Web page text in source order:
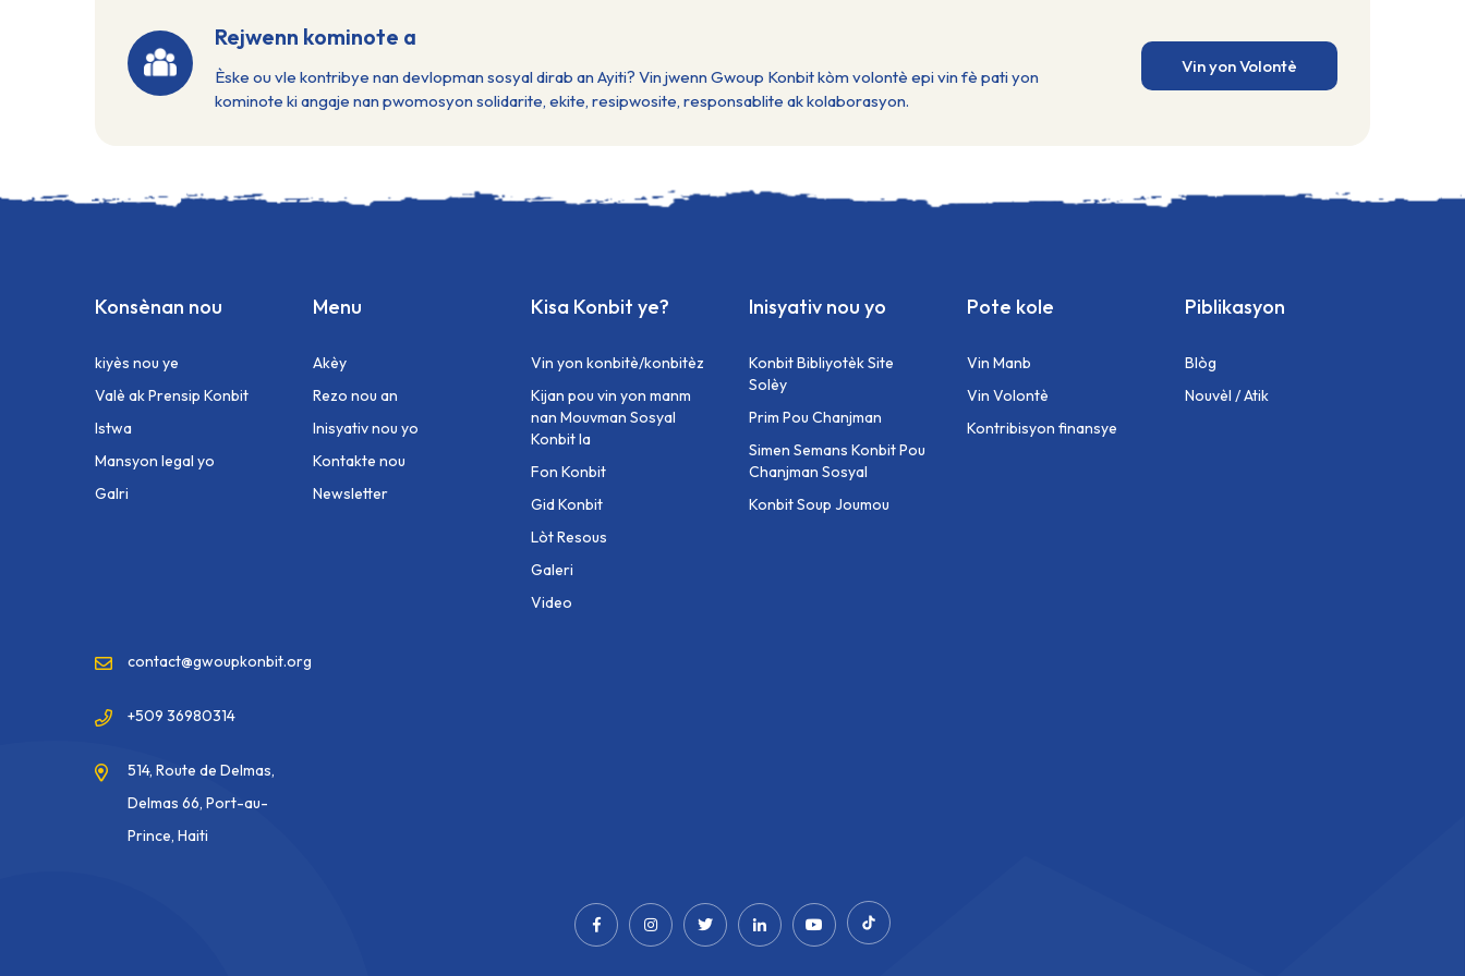
Rejwenn kominote a
Èske ou vle kontribye nan devlopman sosyal dirab an Ayiti? Vin jwenn Gwoup Konbit kòm volontè epi vin fè pati yon
kominote ki angaje nan pwomosyon solidarite, ekite, resipwosite, responsablite ak kolaborasyon.
Vin yon Volontè
Konsènan nou
kiyès nou ye
Valè ak Prensip Konbit
Istwa
Mansyon legal yo
Galri
Menu
Akèy
Rezo nou an
Inisyativ nou yo
Kontakte nou
Newsletter
Kisa Konbit ye?
Vin yon konbitè/konbitèz
Kijan pou vin yon manm
nan Mouvman Sosyal
Konbit la
Fon Konbit
Gid Konbit
Lòt Resous
Galeri
Video
Inisyativ nou yo
Konbit Bibliyotèk Site
Solèy
Prim Pou Chanjman
Simen Semans Konbit Pou
Chanjman Sosyal
Konbit Soup Joumou
Pote kole
Vin Manb
Vin Volontè
⁠Kontribisyon finansye
Piblikasyon
Blòg
Nouvèl / Atik
contact@gwoupkonbit.org
+509 36980314
514, Route de Delmas,
Delmas 66, Port-au-
Prince, Haiti